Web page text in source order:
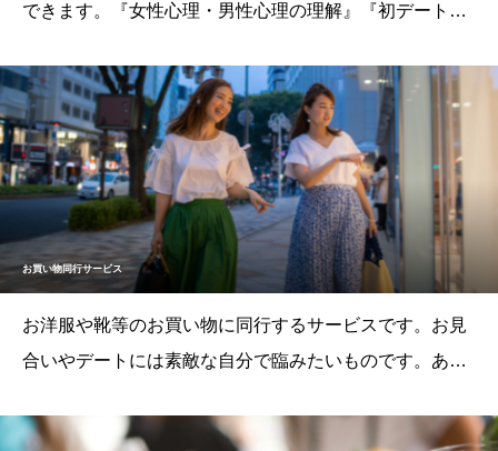
できます。『女性心理・男性心理の理解』『初デートで
見せ方演習』『お相手に好かれる表情・身のこなし』
『お見合い演習』の応用編や、ご自身の抱える課題解決
のための対応策等、ご本人の課題にカスタマイズし、実
践
お買い物同行サービス
お洋服や靴等のお買い物に同行するサービスです。お見
合いやデートには素敵な自分で臨みたいものです。あな
ネートのお手伝いをします。【本コースに追加でのオプ